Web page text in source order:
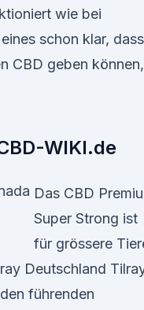
wie bei
schon klar, dass
CBD geben können,
WIKI.de
Das CBD
Super Strong ist
für grössere
Deutschland
führenden